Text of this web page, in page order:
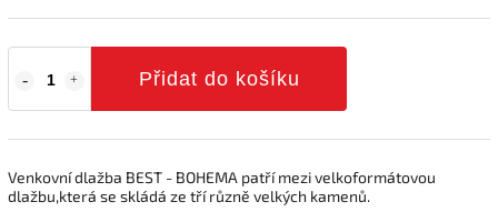
Přidat do košíku
Venkovní dlažba BEST - BOHEMA patří mezi velkoformátovou
dlažbu,která se skládá ze tří různě velkých kamenů.